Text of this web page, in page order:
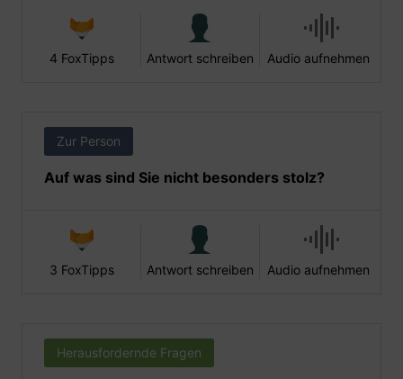
4 FoxTipps Antwort schreiben Audio aufnehmen
Zur Person
Auf was sind Sie nicht besonders stolz?
3 FoxTipps Antwort schreiben Audio aufnehmen
Herausfordernde Fragen